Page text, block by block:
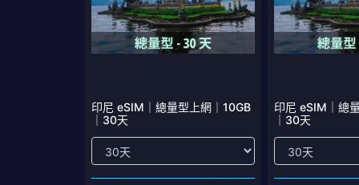
印尼 eSIM｜總量型上網｜10GB
｜30天
印尼 eSIM｜總
｜30天